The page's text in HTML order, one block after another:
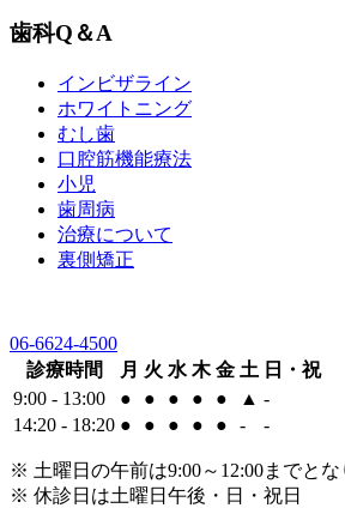
歯科Q＆A
インビザライン
ホワイトニング
むし歯
口腔筋機能療法
小児
歯周病
治療について
裏側矯正
06-6624-4500
診療時間
月 火 水 木 金 土 日・祝
9:00 - 13:00
● ● ● ● ● ▲ -
14:20 - 18:20 ● ● ● ● ● - -
※ 土曜日の午前は9:00～12:00までとな
※ 休診日は土曜日午後・日・祝日